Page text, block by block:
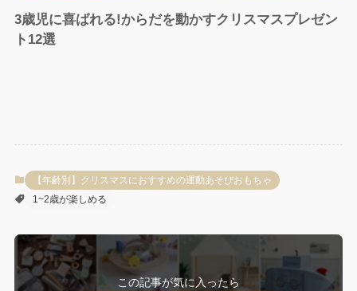
3歳児に喜ばれる!からだを動かすクリスマスプレゼン
ト12選
【年齢別】クリスマスにおすすめの運動あそびおもちゃ
1~2歳が楽しめる
この記事が気に入ったら